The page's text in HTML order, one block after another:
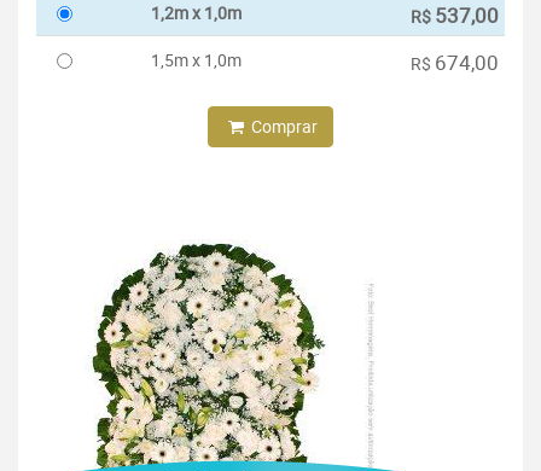
1,2m x 1,0m R$ 537,00
1,5m x 1,0m R$ 674,00
Comprar